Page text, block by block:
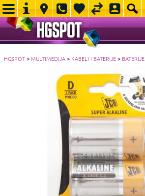
HGSPOT>MULTIMEDIJA> KABELI I BATERIJE> BATERIJE